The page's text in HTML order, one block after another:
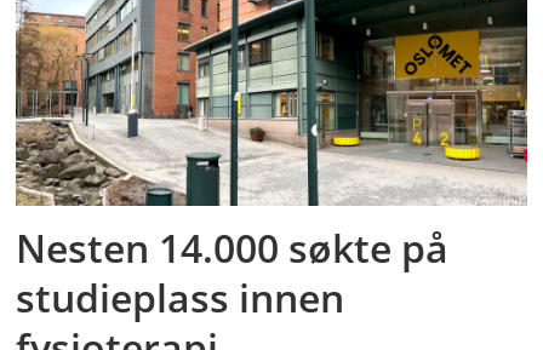
Nesten 14.000 søkte på
studieplass innen